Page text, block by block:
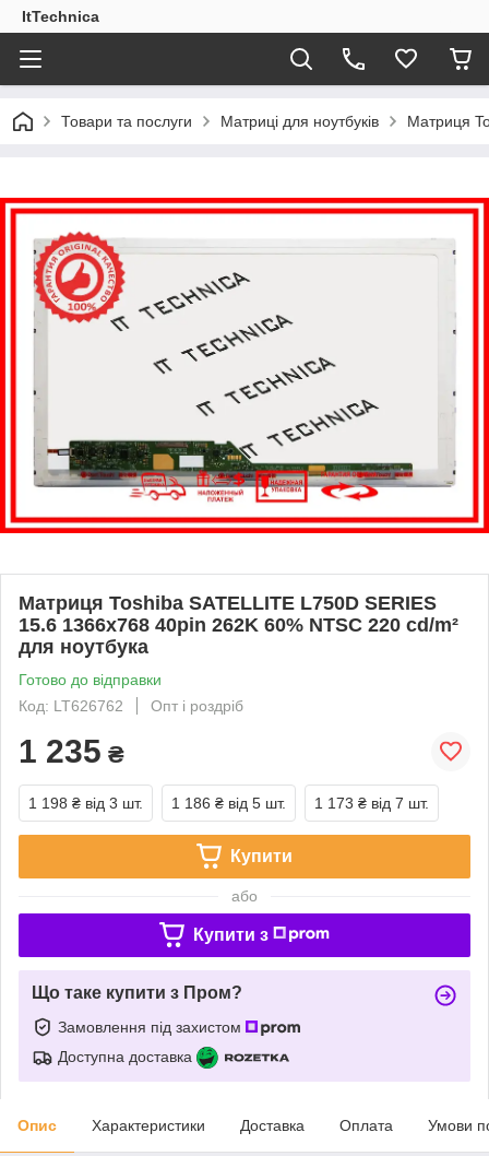
ItTechnica
Товари та послуги Матриці для ноутбуків Матриця
Матриця Toshiba SATELLITE L750D SERIES
15.6 1366x768 40pin 262K 60% NTSC 220 cd/m²
для ноутбука
Готово до відправки
Код: LT626762
Опт і роздріб
1 235 ₴
1 198 ₴ від 3 шт. 1 186 ₴ від 5 шт. 1 173 ₴ від 7 шт.
Купити
або
Купити з
Що таке купити з Пром?
Замовлення під захистом
Доступна доставка
Опис Характеристики Доставка Оплата Умови